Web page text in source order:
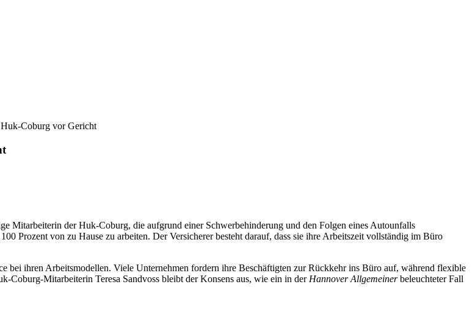
Coburg vor Gericht
der Huk-Coburg, die aufgrund einer Schwerbehinderung und den Folgen eines Autounfalls
Prozent von zu Hause zu arbeiten. Der Versicherer besteht darauf, dass sie ihre Arbeitszeit vollständig im Büro
bei ihren Arbeitsmodellen. Viele Unternehmen fordern ihre Beschäftigten zur Rückkehr ins Büro auf, während flexible
Mitarbeiterin Teresa Sandvoss bleibt der Konsens aus, wie ein in derHannover Allgemeinerbeleuchteter Fall